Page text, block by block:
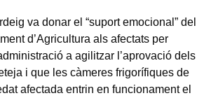
va donar el “suport emocional” del
d’Agricultura als afectats per
a agilitzar l’aprovació dels
i que les càmeres frigorífiques de
afectada entrin en funcionament el